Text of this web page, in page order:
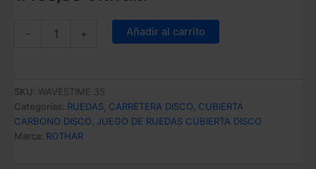
- + Añadir al carrito
SKU: WAVESTIME 35
Categorías: RUEDAS CARRETERA DISCO CUBIERTA
CARBONO DISCO JUEGO DE RUEDAS CUBIERTA DISCO
Marca: ROTHAR